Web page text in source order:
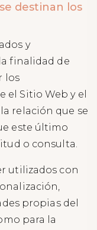
destinan los
y
finalidad de
los
el Sitio Web y el
relación que se
este último
o consulta.
utilizados con
propias del
para la